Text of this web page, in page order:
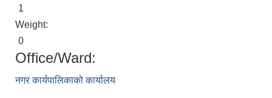
1
Weight:
0
Office/Ward:
नगर कार्यपालिकाको कार्यालय